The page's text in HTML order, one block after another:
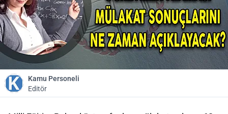
Kamu Personeli
Editör